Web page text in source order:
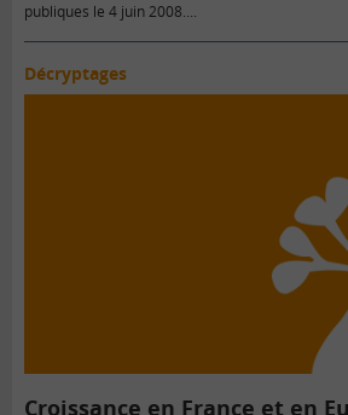
publiques le 4 juin 2008....
Décryptages
Croissance en France et en